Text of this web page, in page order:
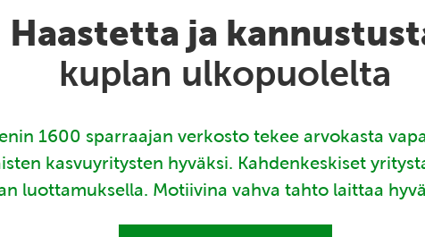
Haastetta ja
kuplan ulkopuolelta
1600 sparraajan verkosto tekee arvokasta
kasvuyritysten hyväksi. Kahdenkeskiset
luottamuksella. Motiivina vahva tahto laittaa